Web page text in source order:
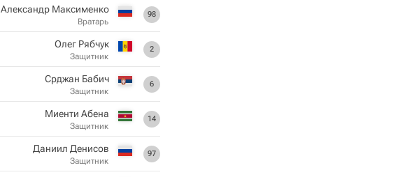
98
Александр Максименко
Вратарь
2
Олег Рябчук
Защитник
6
Срджан Бабич
Защитник
14
Миенти Абена
Защитник
97
Даниил Денисов
Защитник